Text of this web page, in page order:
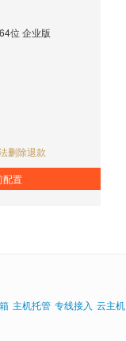
位 企业版
删除退款
配置
主机托管 专线接入 云主机